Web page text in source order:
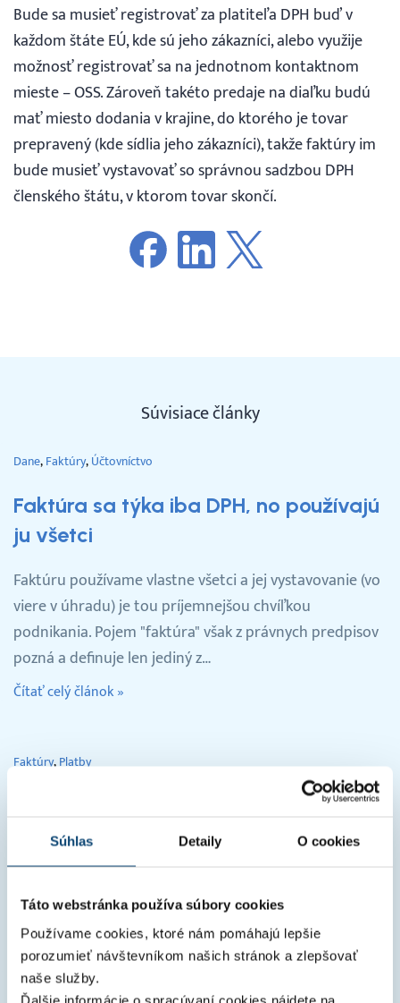
Súhlas Detaily O cookies
Táto webstránka používa súbory cookies
Používame cookies, ktoré nám pomáhajú lepšie
porozumieť návštevníkom našich stránok a zlepšovať
naše služby.
Bude sa musieť registrovať za platiteľa DPH buď v
každom štáte EÚ, kde sú jeho zákazníci, alebo využije
možnosť registrovať sa na jednotnom kontaktnom
mieste – OSS. Zároveň takéto predaje na diaľku budú
mať miesto dodania v krajine, do ktorého je tovar
prepravený (kde sídlia jeho zákazníci), takže faktúry im
bude musieť vystavovať so správnou sadzbou DPH
členského štátu, v ktorom tovar skončí.
Súvisiace články
Dane Faktúry Účtovníctvo
Faktúra sa týka iba DPH, no používajú
ju všetci
Faktúru používame vlastne všetci a jej vystavovanie (vo
viere v úhradu) je tou príjemnejšou chvíľkou
podnikania. Pojem "faktúra" však z právnych predpisov
pozná a definuje len jediný z…
Čítať celý článok »
Faktúry Platby
Článok bol pôvodne zverejnený v januári 2019. Pre stále
Automatické párovanie platieb patrí medzi jednu z
najobľúbenejších funkcionalít v…
Čítať celý článok »